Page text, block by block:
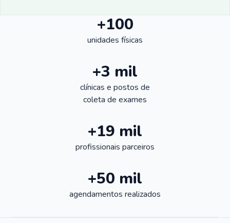
+100
unidades físicas
+3 mil
clínicas e postos de
coleta de exames
+19 mil
profissionais parceiros
+50 mil
agendamentos realizados